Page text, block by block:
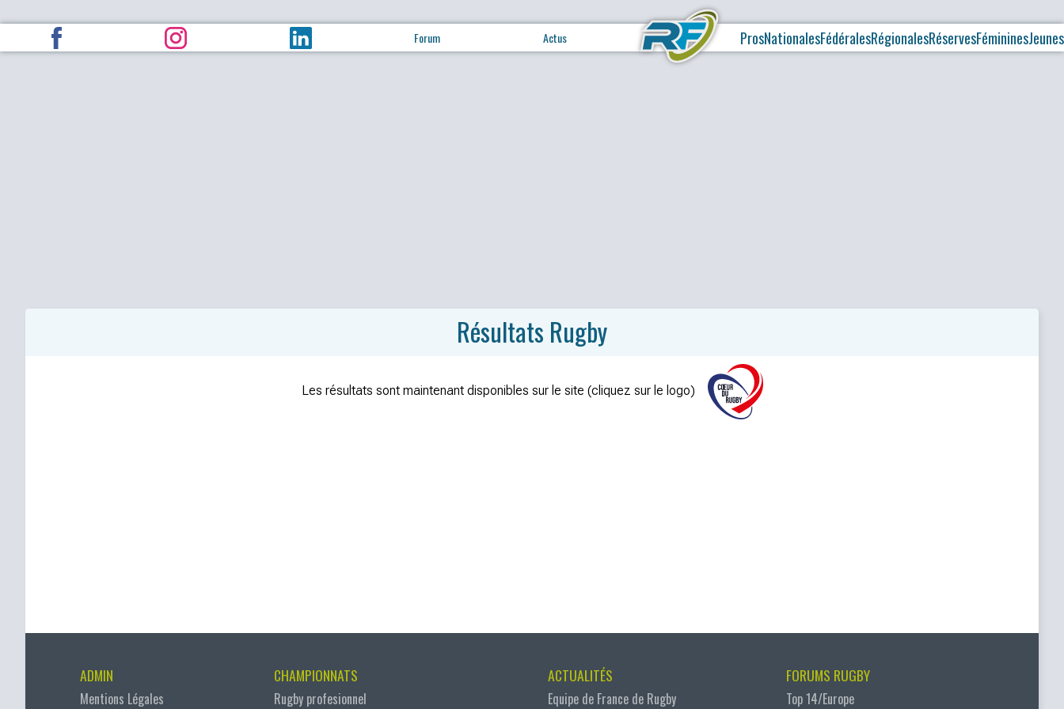
Forum Actus ProsNationalesFédéralesRégionalesRéservesFémininesJeunes
Résultats Rugby
Les résultats sont maintenant disponibles sur le site (cliquez sur le logo)
ADMIN
Mentions Légales
CHAMPIONNATS
Rugby profesionnel
ACTUALITÉS
Equipe de France de Rugby
FORUMS RUGBY
Top 14/Europe